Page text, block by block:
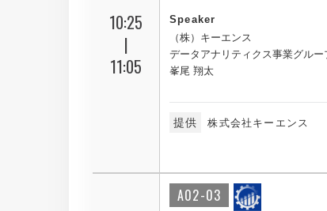
10:25
|
11:05
Speaker
（株）キーエンス
データアナリティクス事業グルー
峯尾 翔太
提供 株式会社キーエンス
A02-03